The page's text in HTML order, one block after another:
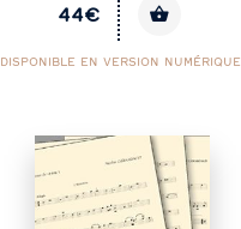
44€
DISPONIBLE EN VERSION NUMÉRIQUE